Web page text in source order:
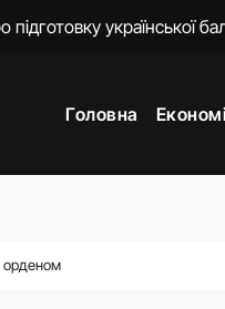
пояснила наслідки для
Що сталося з
Головна
орденом